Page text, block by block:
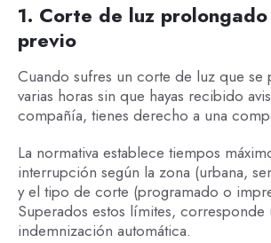
1. Corte de luz
previo
Cuando sufres un corte de luz que se
varias horas sin que hayas recibido
compañía, tienes derecho a una
La normativa establece tiempos
interrupción según la zona (urbana,
y el tipo de corte (programado o
Superados estos límites, corresponde
indemnización automática.